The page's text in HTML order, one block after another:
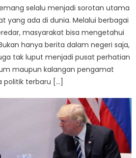
selalu menjadi sorotan utama
yang ada di dunia. Melalui berbagai
masyarakat bisa mengetahui
hanya berita dalam negeri saja,
tak luput menjadi pusat perhatian
maupun kalangan pengamat
politik terbaru […]